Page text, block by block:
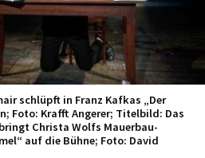
schlüpft in Franz Kafkas „Der
Foto: Krafft Angerer; Titelbild: Das
Christa Wolfs Mauerbau-
auf die Bühne; Foto: David